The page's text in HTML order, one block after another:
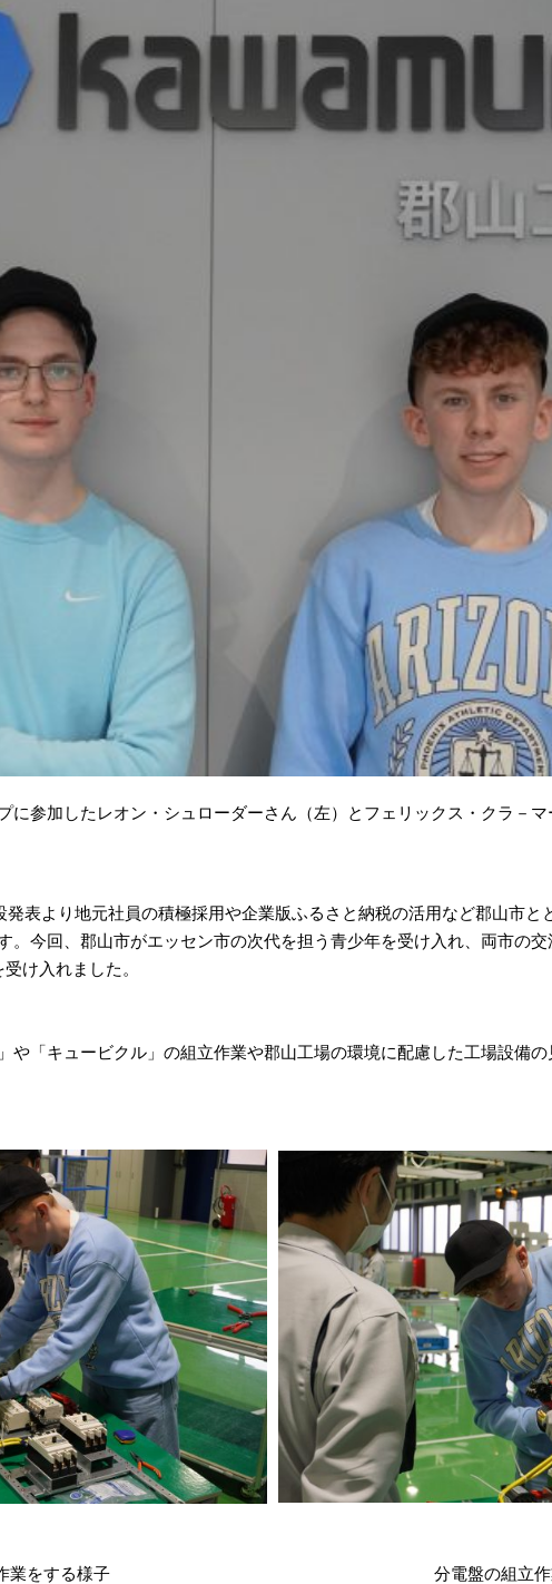
に参加したレオン・シュローダーさん（左）とフェリックス・クラ－マ
表より地元社員の積極採用や企業版ふるさと納税の活用など郡山市と
。今回、郡山市がエッセン市の次代を担う青少年を受け入れ、両市の
け入れました。
や「キュービクル」の組立作業や郡山工場の環境に配慮した工場設備の
業をする様子 分電盤の組立